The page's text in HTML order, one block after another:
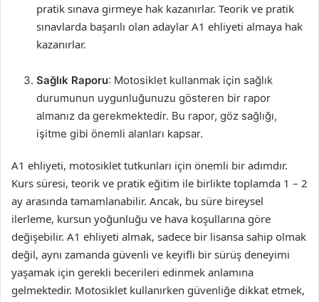
pratik sınava girmeye hak kazanırlar. Teorik ve pratik
sınavlarda başarılı olan adaylar A1 ehliyeti almaya hak
kazanırlar.
Sağlık Raporu: Motosiklet kullanmak için sağlık
durumunun uygunluğunuzu gösteren bir rapor
almanız da gerekmektedir. Bu rapor, göz sağlığı,
işitme gibi önemli alanları kapsar.
A1 ehliyeti, motosiklet tutkunları için önemli bir adımdır.
Kurs süresi, teorik ve pratik eğitim ile birlikte toplamda 1 – 2
ay arasında tamamlanabilir. Ancak, bu süre bireysel
ilerleme, kursun yoğunluğu ve hava koşullarına göre
değişebilir. A1 ehliyeti almak, sadece bir lisansa sahip olmak
değil, aynı zamanda güvenli ve keyifli bir sürüş deneyimi
yaşamak için gerekli becerileri edinmek anlamına
gelmektedir. Motosiklet kullanırken güvenliğe dikkat etmek,